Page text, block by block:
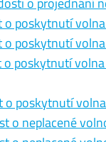
o poskytnutí
o poskytnutí
o poskytnutí
o poskytnutí
o neplacené